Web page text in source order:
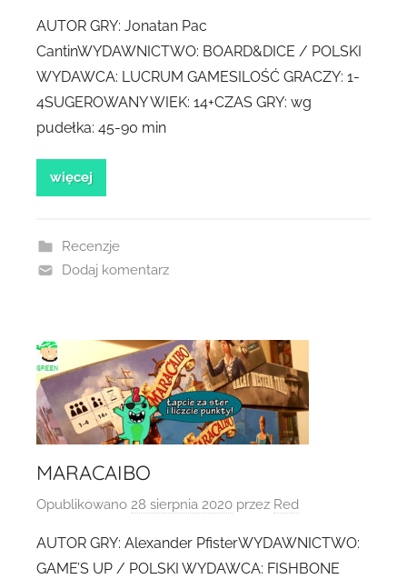
AUTOR GRY: Jonatan Pac
CantinWYDAWNICTWO: BOARD&DICE / POLSKI
WYDAWCA: LUCRUM GAMESILOŚĆ GRACZY: 1-
4SUGEROWANY WIEK: 14+CZAS GRY: wg
pudełka: 45-90 min
więcej
Recenzje
Dodaj komentarz
MARACAIBO
Opublikowano 28 sierpnia 2020 przez Red
AUTOR GRY: Alexander PfisterWYDAWNICTWO:
GAME’S UP / POLSKI WYDAWCA: FISHBONE